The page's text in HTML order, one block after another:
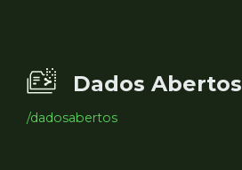
Dados Abertos
/dadosabertos